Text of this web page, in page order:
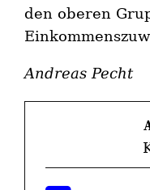
den oberen
Andreas Pecht